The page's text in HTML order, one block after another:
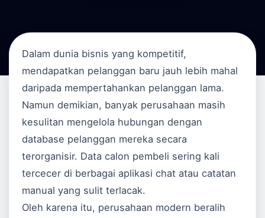
Dalam dunia bisnis yang kompetitif,
mendapatkan pelanggan baru jauh lebih mahal
daripada mempertahankan pelanggan lama.
Namun demikian, banyak perusahaan masih
kesulitan mengelola hubungan dengan
database pelanggan mereka secara
terorganisir. Data calon pembeli sering kali
tercecer di berbagai aplikasi chat atau catatan
manual yang sulit terlacak.
Oleh karena itu, perusahaan modern beralih